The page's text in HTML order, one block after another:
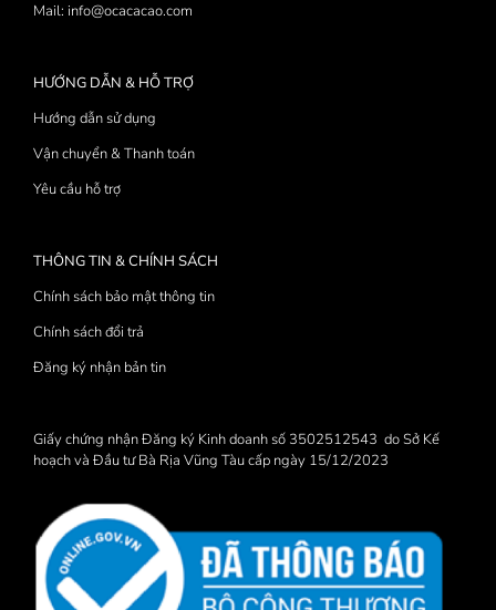
Mail: info@ocacacao.com
HƯỚNG DẪN & HỖ TRỢ
Hướng dẫn sử dụng
Vận chuyển & Thanh toán
Yêu cầu hỗ trợ
THÔNG TIN & CHÍNH SÁCH
Chính sách bảo mật thông tin
Chính sách đổi trả
Đăng ký nhận bản tin
Giấy chứng nhận Đăng ký Kinh doanh số 3502512543 do Sở Kế
hoạch và Đầu tư Bà Rịa Vũng Tàu cấp ngày 15/12/2023